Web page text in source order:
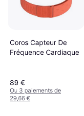
Coros Capteur De
Fréquence Cardiaque
89 €
Ou 3 paiements de
29,66 €